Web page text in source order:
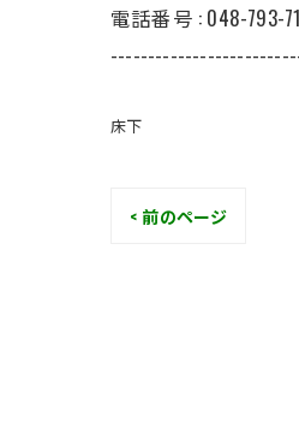
電話番号 : 048-793-
床下
< 前のページ